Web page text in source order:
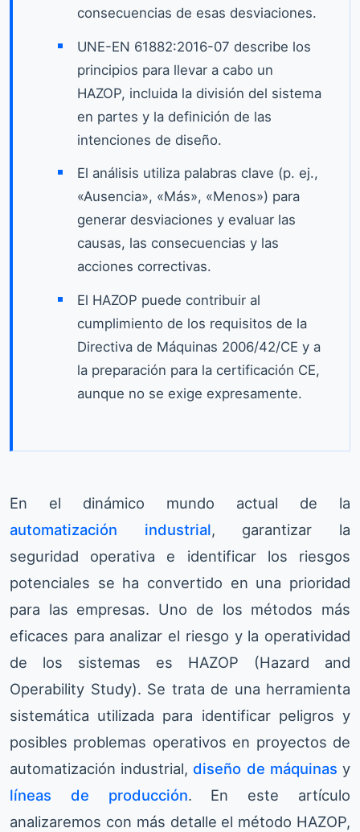
consecuencias de esas desviaciones.
UNE-EN 61882:2016-07 describe los
principios para llevar a cabo un
HAZOP, incluida la división del sistema
en partes y la definición de las
intenciones de diseño.
El análisis utiliza palabras clave (p. ej.,
«Ausencia», «Más», «Menos») para
generar desviaciones y evaluar las
causas, las consecuencias y las
acciones correctivas.
El HAZOP puede contribuir al
cumplimiento de los requisitos de la
Directiva de Máquinas 2006/42/CE y a
la preparación para la certificación CE,
aunque no se exige expresamente.
En el dinámico mundo actual de la
automatización industrial, garantizar la
seguridad operativa e identificar los riesgos
potenciales se ha convertido en una prioridad
para las empresas. Uno de los métodos más
eficaces para analizar el riesgo y la operatividad
de los sistemas es HAZOP (Hazard and
Operability Study). Se trata de una herramienta
sistemática utilizada para identificar peligros y
posibles problemas operativos en proyectos de
automatización industrial, diseño de máquinas y
líneas de producción. En este artículo
analizaremos con más detalle el método HAZOP,